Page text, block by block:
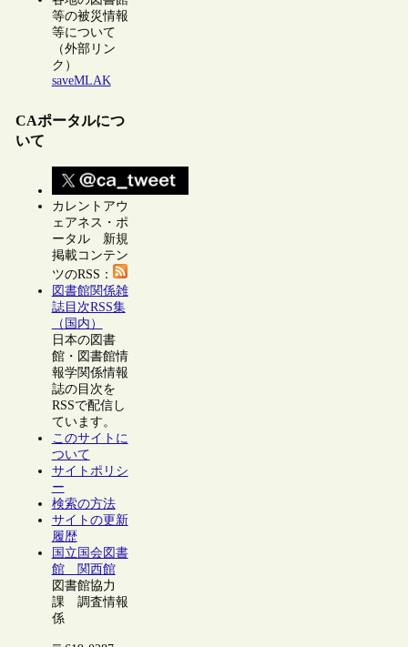
等の被災情報
等について
（外部リン
ク）
saveMLAK
CAポータルにつ
いて
カレントアウ
ェアネス・ポ
ータル 新規
掲載コンテン
ツのRSS：
図書館関係雑
誌目次RSS集
（国内）
日本の図書
館・図書館情
報学関係情報
誌の目次を
RSSで配信し
ています。
このサイトに
ついて
サイトポリシ
ー
検索の方法
サイトの更新
履歴
国立国会図書
館 関西館
図書館協力
課 調査情報
係